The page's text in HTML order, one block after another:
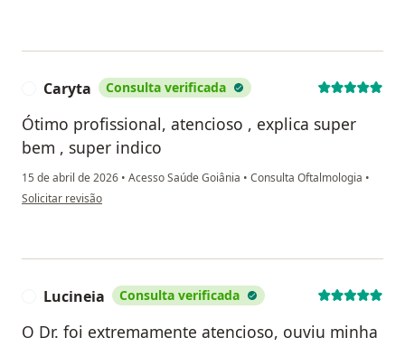
Caryta Consulta verificada
Ótimo profissional, atencioso , explica super
bem , super indico
15 de abril de 2026 • Acesso Saúde Goiânia • Consulta Oftalmologia •
na opinião do utilizador Caryta
Solicitar revisão
Lucineia Consulta verificada
O Dr. foi extremamente atencioso, ouviu minha